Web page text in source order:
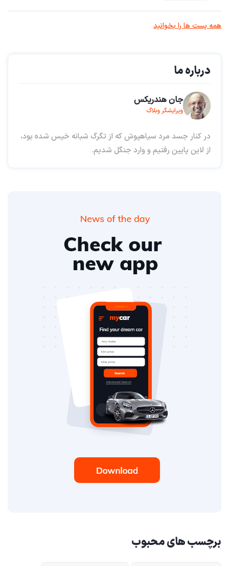
همه پست ها را بخوانید
درباره ما
جان هندریکس
ویرایشگر وبلاگ
در کنار جسد مرد سیاهپوش که از تگرگ شبانه خیس شده بود،
از لاین پایین رفتیم و وارد جنگل شدیم.
برچسب های محبوب